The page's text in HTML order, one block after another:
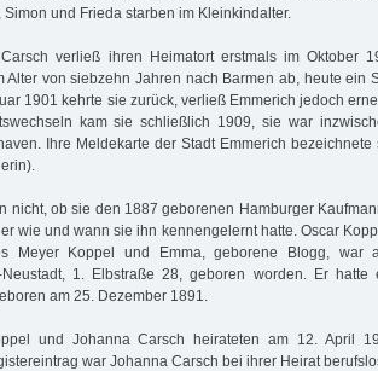
Simon und Frieda starben im Kleinkindalter.
verließ ihren Heimatort erstmals im Oktober
Alter von siebzehn Jahren nach Barmen ab, heute ein
1901 kehrte sie zurück, verließ Emmerich jedoch
kam sie schließlich 1909, sie war
Ihre Meldekarte der Stadt Emmerich
nicht, ob sie den 1887 geborenen Hamburger
wie und wann sie ihn kennengelernt hatte. Oscar
Meyer Koppel und Emma, geborene Blogg, war
Neustadt, 1. Elbstraße 28, geboren worden. Er hatte
am 25. Dezember 1891.
und Johanna Carsch heirateten am 12. April
war Johanna Carsch bei ihrer Heirat